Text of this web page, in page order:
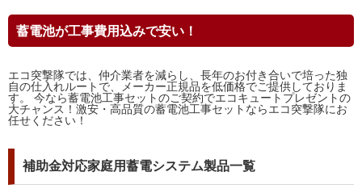
蓄電池が工事費用込みで安い！
エコ突撃隊では、仲介業者を減らし、長年のお付き合いで培った独
自の仕入れルートで、メーカー正規品を低価格でご提供しておりま
す。 今なら蓄電池工事セットのご契約でエコキュートプレゼントの
大チャンス！激安・高品質の蓄電池工事セットならエコ突撃隊にお
任せください！
補助金対応家庭用蓄電システム製品一覧